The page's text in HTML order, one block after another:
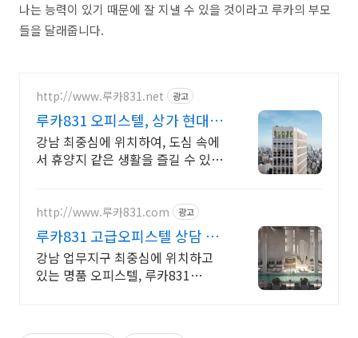
나는 능력이 있기 때문에 잘 지낼 수 있을 것이라고 루카의 부모
들을 달래줍니다.
http://www.루카831.net 광고
루카831 오피스텔, 상가 현대엔
지니어링의 명품오피스텔
강남 최중심에 위치하여, 도심 속에
서 휴양지 같은 생활을 즐길 수 있는
http://www.루카831.com 광고
루카831 고급오피스텔 상담 5
성급 호텔 수준 서비스까지
강남 업무지구 최중심에 위치하고
있는 명품 오피스텔, 루카831